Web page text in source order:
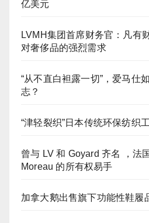
亿美元
LVMH集团首席财务官：凡有
对奢侈品的强烈需求
“从不直白袒露一切”，爱马仕
志？
“津轻裂织”日本传统环保纺织
曾与 LV 和 Goyard 齐名 ，法
Moreau 的所有权易手
加拿大鹅出售旗下功能性鞋履